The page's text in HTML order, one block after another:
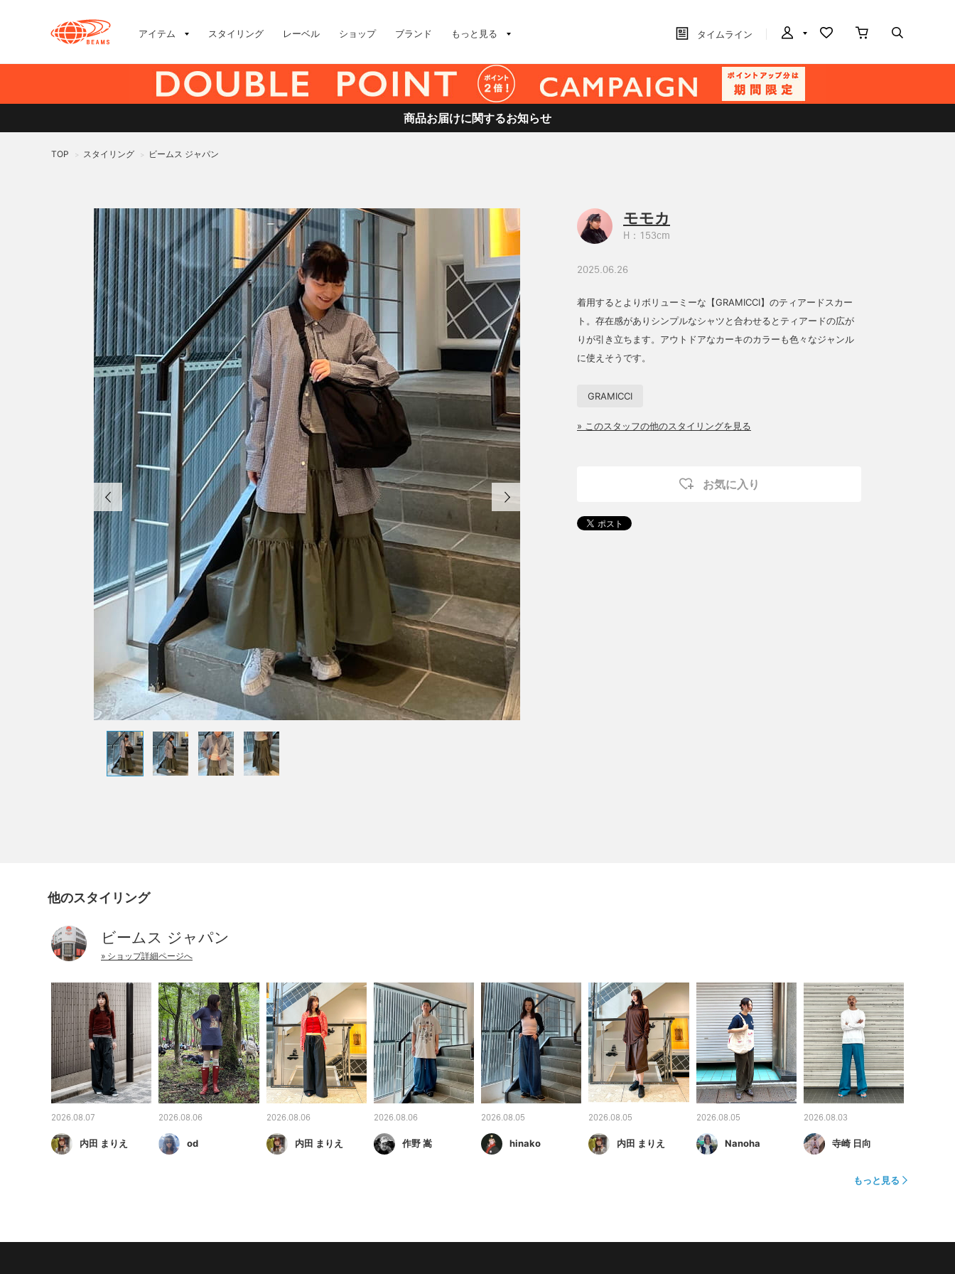
アイテム スタイリング レーベル ショップ ブランド もっと見る タイムライン
商品お届けに関するお知らせ
TOP > スタイリング > ビームス ジャパン
モモカ
H：153cm
2025.06.26
着用するとよりボリューミーな【GRAMICCI】のティアードスカー
ト。存在感がありシンプルなシャツと合わせるとティアードの広が
りが引き立ちます。アウトドアなカーキのカラーも色々なジャンル
に使えそうです。
GRAMICCI
» このスタッフの他のスタイリングを見る
お気に入り
他のスタイリング
ビームス ジャパン
» ショップ詳細ページへ
2026.08.07
内田 まりえ
2026.08.06
od
2026.08.06
内田 まりえ
2026.08.06
作野 嵩
2026.08.05
hinako
2026.08.05
内田 まりえ
2026.08.05
Nanoha
2026.08.03
寺崎 日向
もっと見る